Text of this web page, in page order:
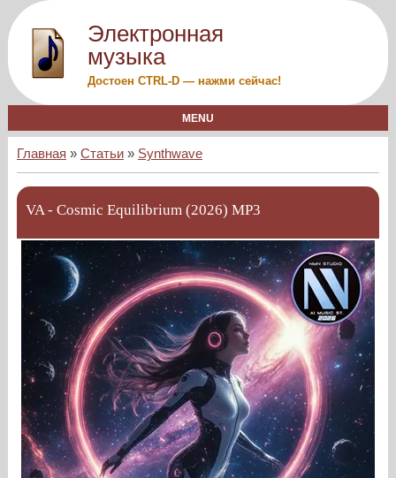
Электронная
музыка
Достоен CTRL-D — нажми сейчас!
MENU
Главная » Статьи » Synthwave
VA - Cosmic Equilibrium (2026) MP3